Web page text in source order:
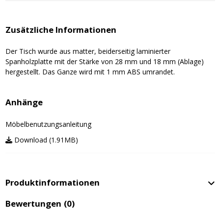
Zusätzliche Informationen
Der Tisch wurde aus matter, beiderseitig laminierter
Spanholzplatte mit der Stärke von 28 mm und 18 mm (Ablage)
hergestellt. Das Ganze wird mit 1 mm ABS umrandet.
Anhänge
Möbelbenutzungsanleitung
Download (1.91MB)
Produktinformationen
Bewertungen (0)